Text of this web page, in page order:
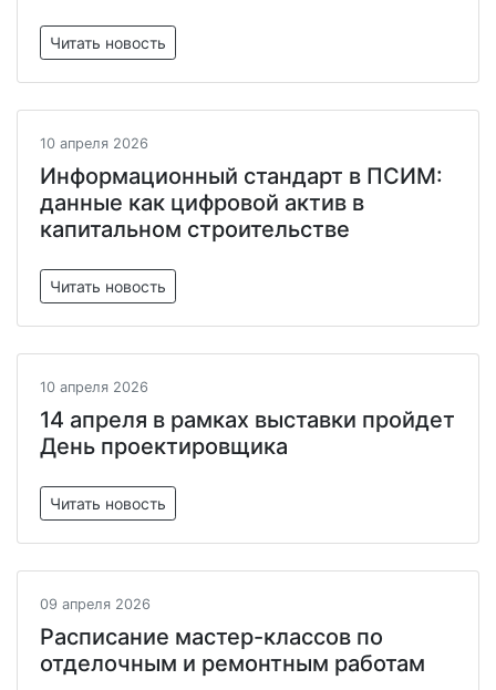
Читать новость
10 апреля 2026
Информационный стандарт в ПСИМ:
данные как цифровой актив в
капитальном строительстве
Читать новость
10 апреля 2026
14 апреля в рамках выставки пройдет
День проектировщика
Читать новость
09 апреля 2026
Расписание мастер-классов по
отделочным и ремонтным работам